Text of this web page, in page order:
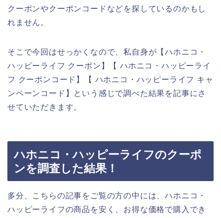
クーポンやクーポンコードなどを探しているのかもし
れません。
そこで今回はせっかくなので、私自身が【ハホニコ・
ハッピーライフ クーポン】【 ハホニコ・ハッピーライ
フ クーポンコード】【 ハホニコ・ハッピーライフ キャ
ンペーンコード】という感じで調べた結果を記事にさ
せていただきます。
ハホニコ・ハッピーライフのクーポ
ンを調査した結果！
多分、こちらの記事をご覧の方の中には、ハホニコ・
ハッピーライフの商品を安く、お得な価格で購入でき